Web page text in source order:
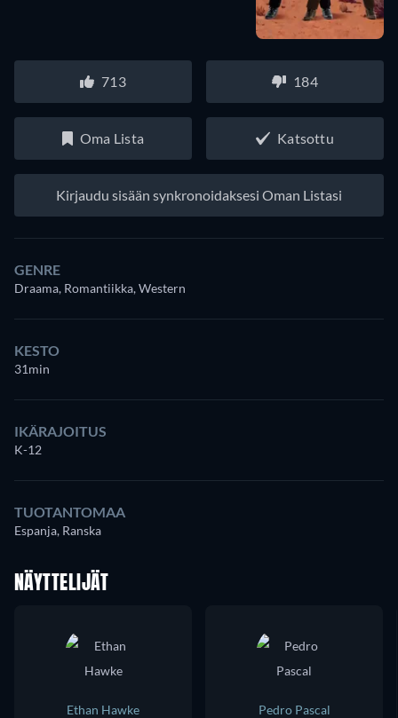
713 184
Oma Lista Katsottu
Kirjaudu sisään synkronoidaksesi Oman Listasi
GENRE
Draama, Romantiikka, Western
KESTO
31min
IKÄRAJOITUS
K-12
TUOTANTOMAA
Espanja, Ranska
NÄYTTELIJÄT
Ethan Hawke
Pedro Pascal